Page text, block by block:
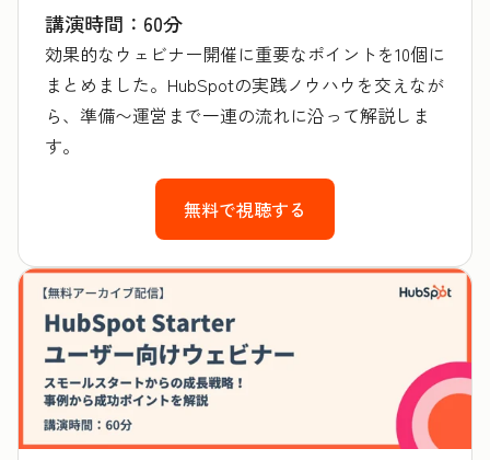
講演時間：60分
効果的なウェビナー開催に重要なポイントを10個に
まとめました。HubSpotの実践ノウハウを交えなが
ら、準備〜運営まで一連の流れに沿って解説しま
す。
無料で視聴する